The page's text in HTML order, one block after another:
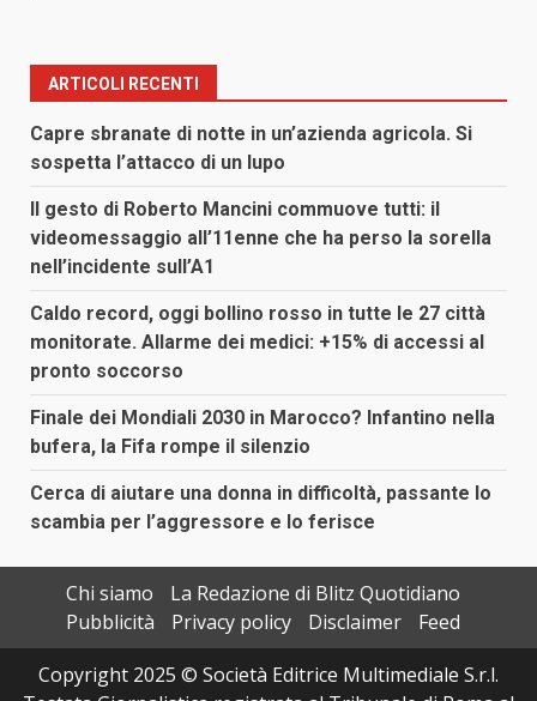
ARTICOLI RECENTI
Capre sbranate di notte in un’azienda agricola. Si
sospetta l’attacco di un lupo
Il gesto di Roberto Mancini commuove tutti: il
videomessaggio all’11enne che ha perso la sorella
nell’incidente sull’A1
Caldo record, oggi bollino rosso in tutte le 27 città
monitorate. Allarme dei medici: +15% di accessi al
pronto soccorso
Finale dei Mondiali 2030 in Marocco? Infantino nella
bufera, la Fifa rompe il silenzio
Cerca di aiutare una donna in difficoltà, passante lo
scambia per l’aggressore e lo ferisce
Chi siamo
La Redazione di Blitz Quotidiano
Pubblicità
Privacy policy Disclaimer
Feed
Copyright 2025 © Società Editrice Multimediale S.r.l.